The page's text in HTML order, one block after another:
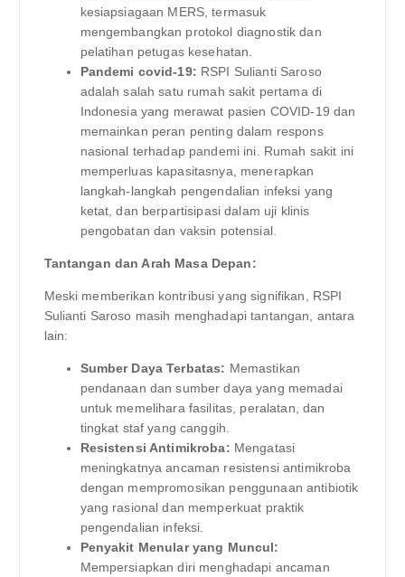
kesiapsiagaan MERS, termasuk
mengembangkan protokol diagnostik dan
pelatihan petugas kesehatan.
Pandemi covid-19: RSPI Sulianti Saroso
adalah salah satu rumah sakit pertama di
Indonesia yang merawat pasien COVID-19 dan
memainkan peran penting dalam respons
nasional terhadap pandemi ini. Rumah sakit ini
memperluas kapasitasnya, menerapkan
langkah-langkah pengendalian infeksi yang
ketat, dan berpartisipasi dalam uji klinis
pengobatan dan vaksin potensial.
Tantangan dan Arah Masa Depan:
Meski memberikan kontribusi yang signifikan, RSPI
Sulianti Saroso masih menghadapi tantangan, antara
lain:
Sumber Daya Terbatas: Memastikan
pendanaan dan sumber daya yang memadai
untuk memelihara fasilitas, peralatan, dan
tingkat staf yang canggih.
Resistensi Antimikroba: Mengatasi
meningkatnya ancaman resistensi antimikroba
dengan mempromosikan penggunaan antibiotik
yang rasional dan memperkuat praktik
pengendalian infeksi.
Penyakit Menular yang Muncul:
Mempersiapkan diri menghadapi ancaman